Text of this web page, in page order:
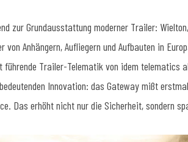
zur Grundausstattung moderner Trailer: Wielton,
von Anhängern, Aufliegern und Aufbauten in
Trailer-Telematik von idem telematics
Innovation: das Gateway mißt
Das erhöht nicht nur die Sicherheit, sondern